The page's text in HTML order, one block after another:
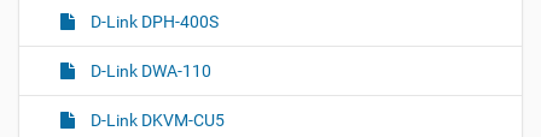
D-Link DPH-400S
D-Link DWA-110
D-Link DKVM-CU5